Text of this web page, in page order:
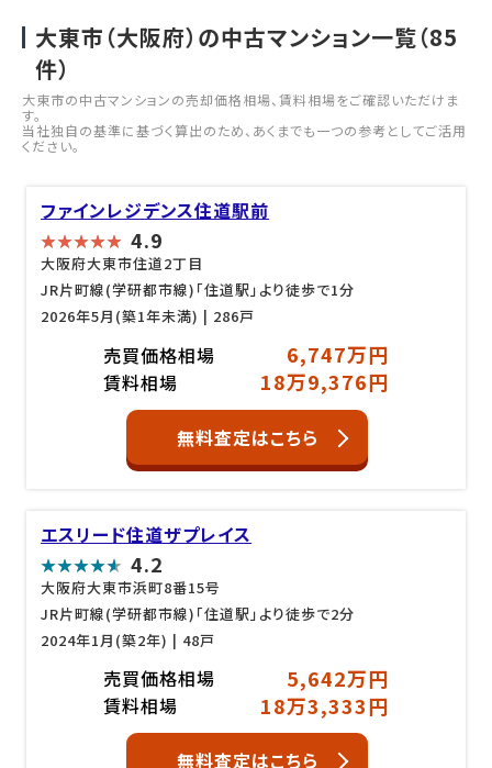
大東市（大阪府）の中古マンション一覧（85
件）
大東市の中古マンションの売却価格相場、賃料相場をご確認いただけま
す。
当社独自の基準に基づく算出のため、あくまでも一つの参考としてご活用
ください。
ファインレジデンス住道駅前
4.9
大阪府大東市住道2丁目
JR片町線(学研都市線)「住道駅」より徒歩で1分
2026年5月(築1年未満) | 286戸
売買価格相場 6,747万円
賃料相場 18万9,376円
無料査定はこちら
エスリード住道ザプレイス
4.2
大阪府大東市浜町8番15号
JR片町線(学研都市線)「住道駅」より徒歩で2分
2024年1月(築2年) | 48戸
売買価格相場 5,642万円
賃料相場 18万3,333円
無料査定はこちら